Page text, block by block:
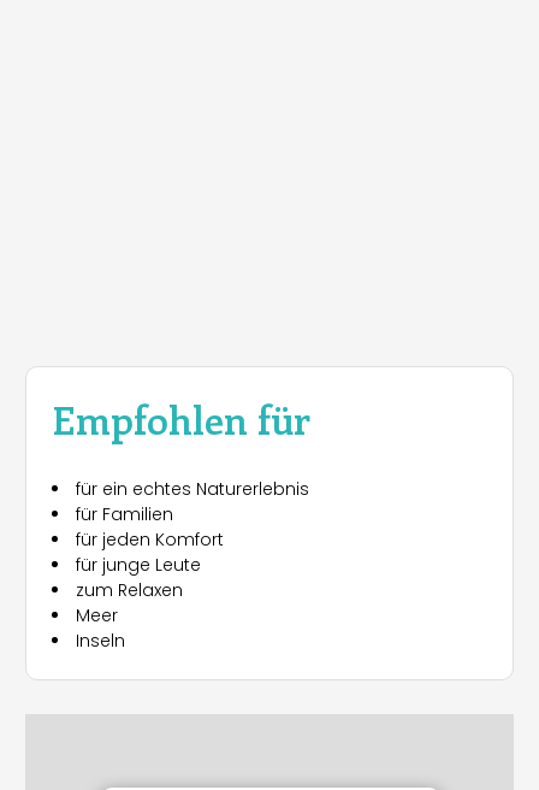
Empfohlen für
für ein echtes Naturerlebnis
für Familien
für jeden Komfort
für junge Leute
zum Relaxen
Meer
Inseln